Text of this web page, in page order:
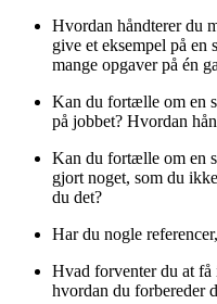
Hvordan håndterer du
give et eksempel på en
mange opgaver på én
Kan du fortælle om en
på jobbet? Hvordan
Kan du fortælle om en
gjort noget, som du
du det?
Har du nogle
Hvad forventer du at få
hvordan du forbereder